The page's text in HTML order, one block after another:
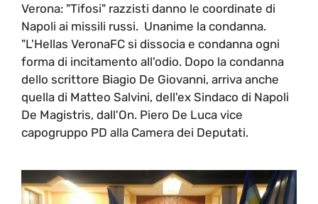
Verona: "Tifosi" razzisti danno le coordinate di
Napoli ai missili russi. Unanime la condanna.
"L'Hellas VeronaFC si dissocia e condanna ogni
forma di incitamento all'odio. Dopo la condanna
dello scrittore Biagio De Giovanni, arriva anche
quella di Matteo Salvini, dell'ex Sindaco di Napoli
De Magistris, dall'On. Piero De Luca vice
capogruppo PD alla Camera dei Deputati.